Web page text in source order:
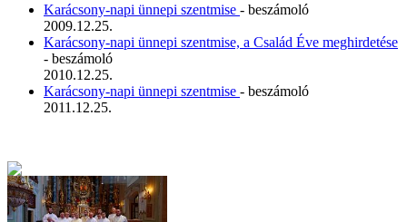
Karácsony-napi ünnepi szentmise - beszámoló
2009.12.25.
Karácsony-napi ünnepi szentmise, a Család Éve meghirdetése
- beszámoló
2010.12.25.
Karácsony-napi ünnepi szentmise - beszámoló
2011.12.25.